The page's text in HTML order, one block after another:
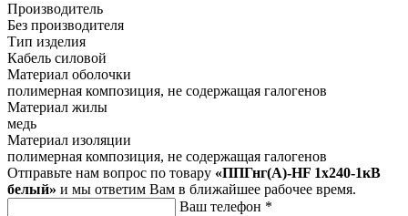
Производитель
Без производителя
Тип изделия
Кабель силовой
Материал оболочки
полимерная композиция, не содержащая галогенов
Материал жилы
медь
Материал изоляции
полимерная композиция, не содержащая галогенов
Отправьте нам вопрос по товару «ППГнг(А)-HF 1х240-1кВ
белый» и мы ответим Вам в ближайшее рабочее время.
Ваш телефон *